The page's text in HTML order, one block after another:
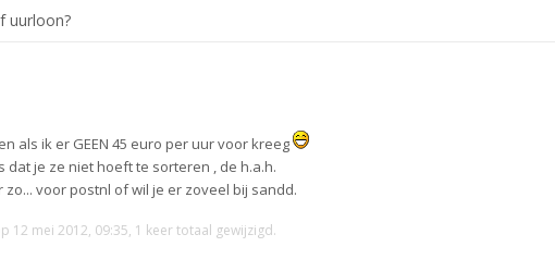
uurloon?
als ik er GEEN 45 euro per uur voor kreeg
dat je ze niet hoeft te sorteren , de h.a.h.
voor postnl of wil je er zoveel bij sandd.
12 mei 2012, 09:35, 1 keer totaal gewijzigd.